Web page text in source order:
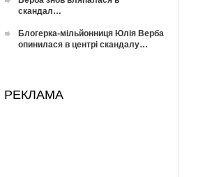
скандал…
Блогерка-мільйонниця Юлія Верба
опинилася в центрі скандалу…
РЕКЛАМА